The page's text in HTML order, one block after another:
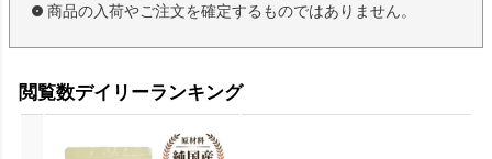
商品の入荷やご注文を確定するものではありません。
閲覧数デイリーランキング